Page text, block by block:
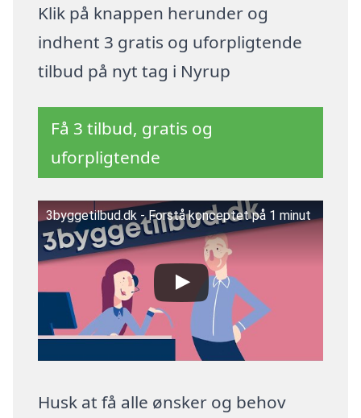
Klik på knappen herunder og
indhent 3 gratis og uforpligtende
tilbud på nyt tag i Nyrup
Få 3 tilbud, gratis og
uforpligtende
3byggetilbud.dk - Forstå konceptet på 1 minut
Husk at få alle ønsker og behov